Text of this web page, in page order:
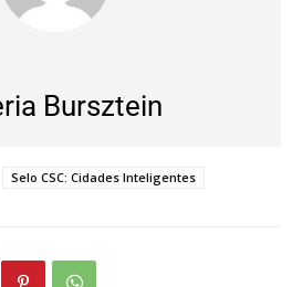
Bursztein
Selo CSC: Cidades Inteligentes